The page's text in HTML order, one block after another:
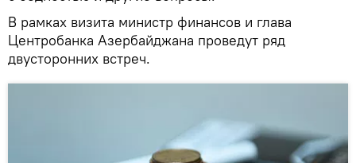
В рамках визита министр финансов и глава
Центробанка Азербайджана проведут ряд
двусторонних встреч.